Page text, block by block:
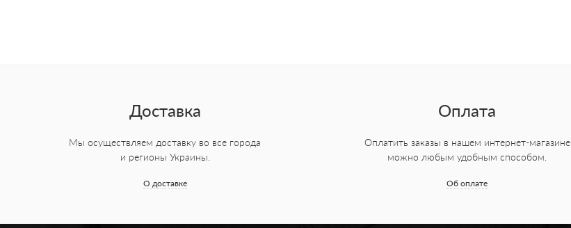
Доставка
Мы осуществляем доставку во все города
и регионы Украины.
О доставке
Оплата
Оплатить заказы в нашем интернет-магазине
можно любым удобным способом.
Об оплате